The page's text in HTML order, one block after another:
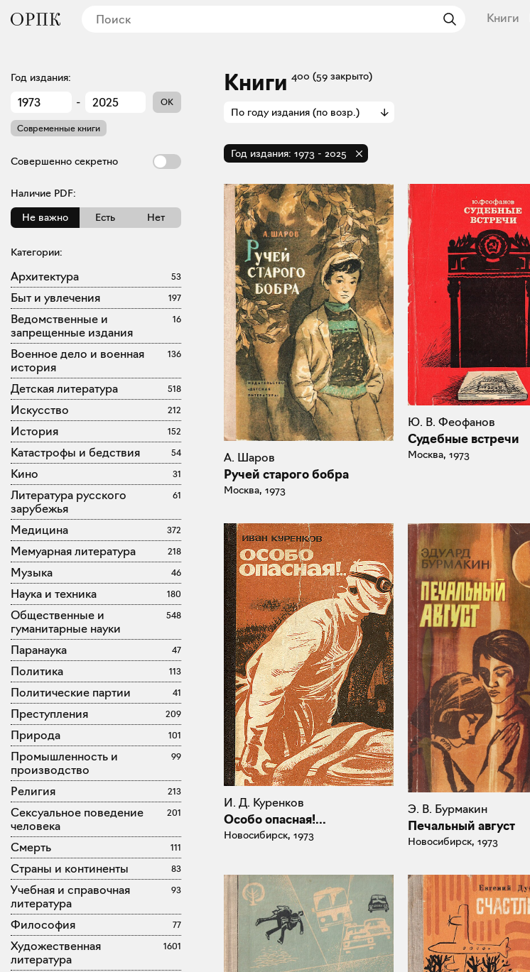
Книги
Книги 400 (59 закрыто)
Год издания:
- OK
Современные книги
Совершенно секретно
Наличие PDF:
Не важно
Есть Нет
Категории:
Архитектура 53
Быт и увлечения 197
Ведомственные и
запрещенные издания
16
Военное дело и военная
история
136
Детская литература 518
Искусство 212
История 152
Катастрофы и бедствия 54
Кино 31
Литература русского
зарубежья
61
Медицина 372
Мемуарная литература 218
Музыка 46
Наука и техника 180
Общественные и
гуманитарные науки
548
Паранаука 47
Политика 113
Политические партии 41
Преступления 209
Природа 101
Промышленность и
производство
99
Религия 213
Сексуальное поведение
человека
201
Смерть 111
Страны и континенты 83
Учебная и справочная
литература
93
Философия 77
Художественная
литература
1601
По году издания (по возр.)
Год издания: 1973 - 2025
А. Шаров
Ручей старого бобра
Москва, 1973
Ю. В. Феофанов
Судебные встречи
Москва, 1973
И. Д. Куренков
Особо опасная!...
Новосибирск, 1973
Э. В. Бурмакин
Печальный август
Новосибирск, 1973